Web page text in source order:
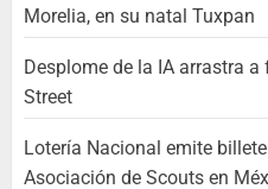
Morelia, en su natal Tuxpan
Desplome de la IA arrastra a
Street
Lotería Nacional emite
Asociación de Scouts en